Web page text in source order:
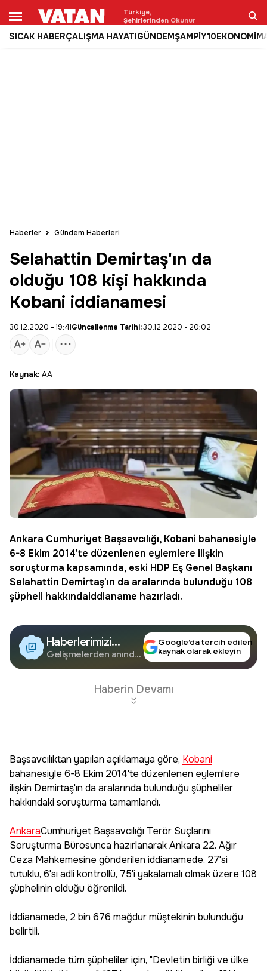
Türkiye,
Şehirlerinden Okunur
SICAK HABERÇALIŞMA HAYATIGÜNDEMŞAMPİY10EKONOMİ
Ara
Haberler Gündem Haberleri
Selahattin Demirtaş'ın da
olduğu 108 kişi hakkında
Kobani iddianamesi
30.12.2020 - 19:41Güncellenme Tarihi:30.12.2020 - 20:02
Kaynak: AA
Ankara Cumhuriyet Başsavcılığı, Kobani bahanesiyle
6-8 Ekim 2014'te düzenlenen eylemlere ilişkin
soruşturma kapsamında, eski HDP Eş Genel Başkanı
Selahattin Demirtaş'ın da aralarında bulunduğu 108
şüpheli hakkındaiddianame hazırladı.
Haberlerimizi
Google'da Takip
Edin
Gelişmelerden anında
Google’da tercih edilen
kaynak olarak ekleyin
Haberin Devamı
Başsavcılıktan yapılan açıklamaya göre, Kobani
bahanesiyle 6-8 Ekim 2014'te düzenlenen eylemlere
ilişkin Demirtaş'ın da aralarında bulunduğu şüpheliler
hakkındaki soruşturma tamamlandı.
AnkaraCumhuriyet Başsavcılığı Terör Suçlarını
Soruşturma Bürosunca hazırlanarak Ankara 22. Ağır
Ceza Mahkemesine gönderilen iddianamede, 27'si
tutuklu, 6'sı adli kontrollü, 75'i yakalamalı olmak üzere 108
şüphelinin olduğu öğrenildi.
İddianamede, 2 bin 676 mağdur müştekinin bulunduğu
belirtili.
İddianamede tüm şüpheliler için, "Devletin birliği ve ülke